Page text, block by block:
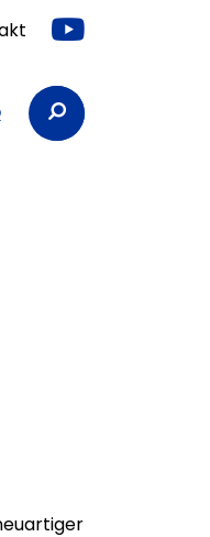
Youtube
Suchbegriffe